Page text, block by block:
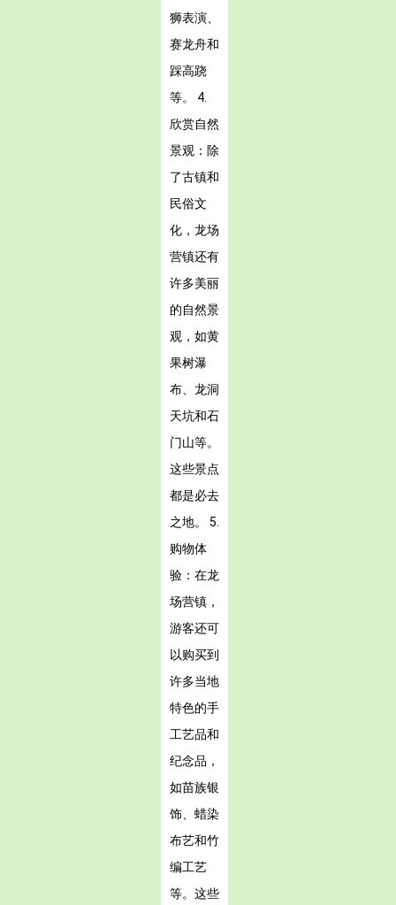
狮表演、
赛龙舟和
踩高跷
等。 4.
欣赏自然
景观：除
了古镇和
民俗文
化，龙场
营镇还有
许多美丽
的自然景
观，如黄
果树瀑
布、龙洞
天坑和石
门山等。
这些景点
都是必去
之地。 5.
购物体
验：在龙
场营镇，
游客还可
以购买到
许多当地
特色的手
工艺品和
纪念品，
如苗族银
饰、蜡染
布艺和竹
编工艺
等。这些